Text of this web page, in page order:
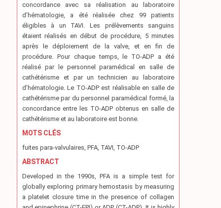
concordance avec sa réalisation au laboratoire
d’hématologie, a été réalisée chez 99 patients
éligibles à un TAVI. Les prélèvements sanguins
étaient réalisés en début de procédure, 5 minutes
après le déploiement de la valve, et en fin de
procédure. Pour chaque temps, le TO-ADP a été
réalisé par le personnel paramédical en salle de
cathétérisme et par un technicien au laboratoire
d’hématologie. Le TO-ADP est réalisable en salle de
cathétérisme par du personnel paramédical formé, la
concordance entre les TO-ADP obtenus en salle de
cathétérisme et au laboratoire est bonne.
MOTS CLÉS
fuites para-valvulaires, PFA, TAVI, TO-ADP
ABSTRACT
Developed in the 1990s, PFA is a simple test for
globally exploring primary hemostasis by measuring
a platelet closure time in the presence of collagen